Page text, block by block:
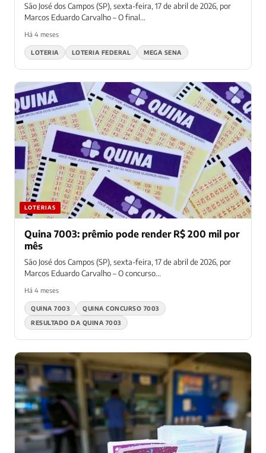
São José dos Campos (SP), sexta-feira, 17 de abril de 2026, por
Marcos Eduardo Carvalho – O final...
Há 4 meses
LOTERIA LOTERIA FEDERAL MEGA SENA
LOTERIAS
Quina 7003: prêmio pode render R$ 200 mil por
mês
São José dos Campos (SP), sexta-feira, 17 de abril de 2026, por
Marcos Eduardo Carvalho – O concurso...
Há 4 meses
QUINA 7003
QUINA CONCURSO 7003
RESULTADO DA QUINA 7003